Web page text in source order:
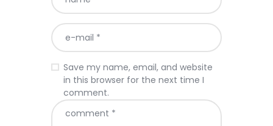
Save my name, email, and website
in this browser for the next time I
comment.